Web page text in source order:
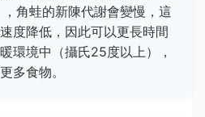
，角蛙的新陳代謝會變慢，這
度降低，因此可以更長時間
環境中（攝氏25度以上），
多食物。